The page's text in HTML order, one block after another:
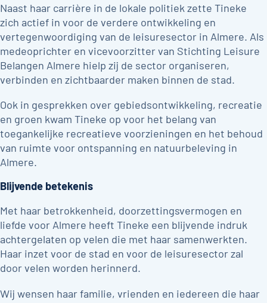
Naast haar carrière in de lokale politiek zette Tineke
zich actief in voor de verdere ontwikkeling en
vertegenwoordiging van de leisuresector in Almere. Als
medeoprichter en vicevoorzitter van Stichting Leisure
Belangen Almere hielp zij de sector organiseren,
verbinden en zichtbaarder maken binnen de stad.
Ook in gesprekken over gebiedsontwikkeling, recreatie
en groen kwam Tineke op voor het belang van
toegankelijke recreatieve voorzieningen en het behoud
van ruimte voor ontspanning en natuurbeleving in
Almere.
Blijvende betekenis
Met haar betrokkenheid, doorzettingsvermogen en
liefde voor Almere heeft Tineke een blijvende indruk
achtergelaten op velen die met haar samenwerkten.
Haar inzet voor de stad en voor de leisuresector zal
door velen worden herinnerd.
Wij wensen haar familie, vrienden en iedereen die haar